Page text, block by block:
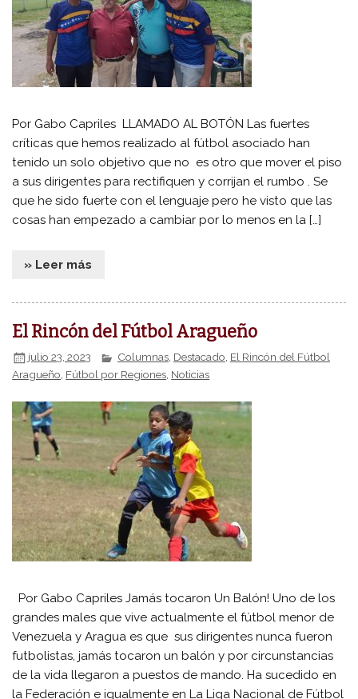
Por Gabo Capriles LLAMADO AL BOTÓN Las fuertes
críticas que hemos realizado al fútbol asociado han
tenido un solo objetivo que no es otro que mover el piso
a sus dirigentes para rectifiquen y corrijan el rumbo . Se
que he sido fuerte con el lenguaje pero he visto que las
cosas han empezado a cambiar por lo menos en la […]
» Leer más
El Rincón del Fútbol Aragueño
julio 23, 2023 Columnas, Destacado, El Rincón del Fútbol
Aragueño Fútbol por Regiones Noticias
Por Gabo Capriles Jamás tocaron Un Balón! Uno de los
grandes males que vive actualmente el fútbol menor de
Venezuela y Aragua es que sus dirigentes nunca fueron
futbolistas, jamás tocaron un balón y por circunstancias
de la vida llegaron a puestos de mando. Ha sucedido en
la Federación e igualmente en La Liga Nacional de Fútbol